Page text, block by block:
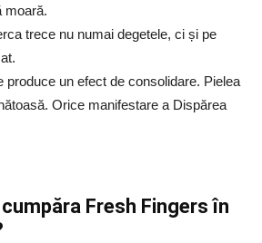
moară.
trece nu numai degetele, ci și pe
produce un efect de consolidare. Pielea
Orice manifestare a Dispărea
Fresh Fingers în